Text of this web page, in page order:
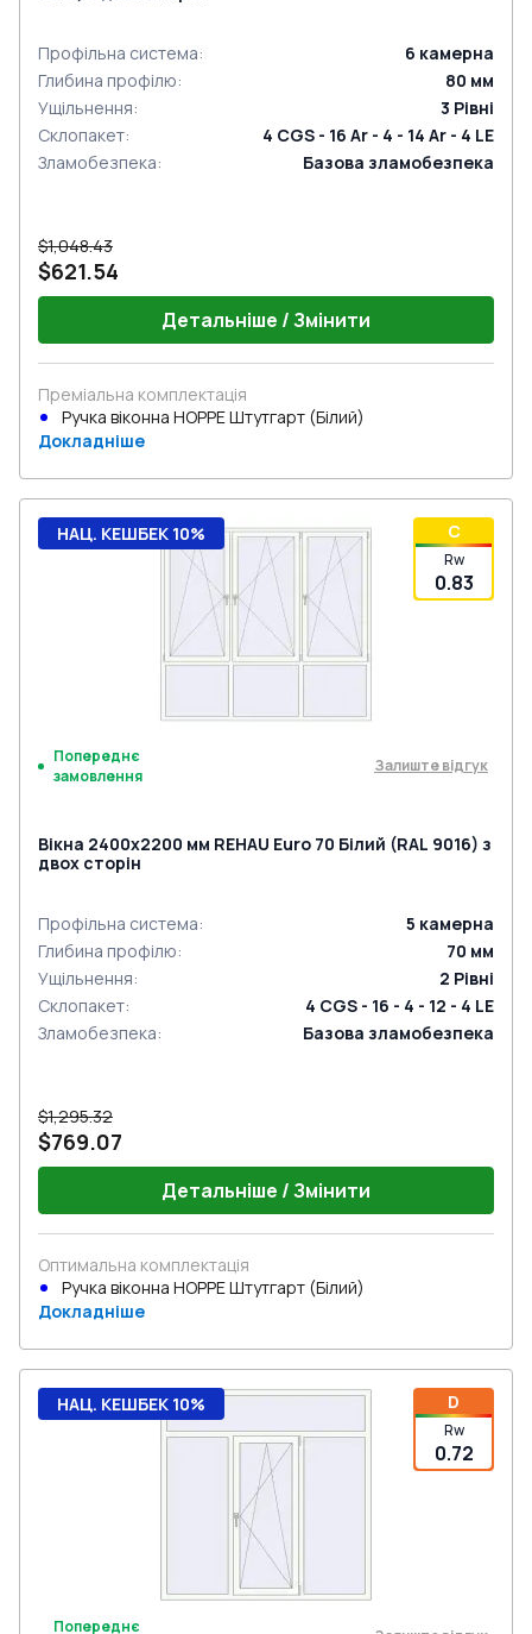
Профільна система: 6 камерна
Глибина профілю: 80 мм
Ущільнення: 3 Рівні
Склопакет:
4 CGS - 16 Ar - 4 - 14 Ar - 4 LE
Зламобезпека: Базова зламобезпека
$1,048.43
$621.54
Детальніше / Змінити
Преміальна комплектація
Ручка віконна HOPPE Штутгарт (Білий)
Докладніше
C
Rw
0.83
НАЦ. КЕШБЕК 10%
Попереднє
замовлення
Залиште відгук
Вікна 2400x2200 мм REHAU Euro 70 Білий (RAL 9016) з
двох сторін
Профільна система: 5 камерна
Глибина профілю: 70 мм
Ущільнення: 2 Рівні
Склопакет:
4 CGS - 16 - 4 - 12 - 4 LE
Зламобезпека: Базова зламобезпека
$1,295.32
$769.07
Детальніше / Змінити
Оптимальна комплектація
Ручка віконна HOPPE Штутгарт (Білий)
Докладніше
D
Rw
0.72
НАЦ. КЕШБЕК 10%
Попереднє